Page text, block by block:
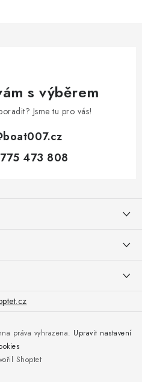
s výběrem
Jsme tu pro vás!
boat007.cz
473 808
Shoptet
práva vyhrazena. Upravit nastavení